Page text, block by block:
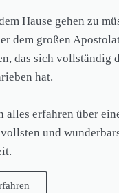
Hause gehen zu
dem großen
das sich vollständig
hat.
alles erfahren über
und